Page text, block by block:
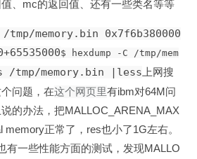
、 mc的返回值、还有一些类名等等
/tmp/memory.bin 0x7f6b380000
$ hexdump -C /tmp/mem
/tmp/memory.bin |less 上网搜
问题，在这个网页里有ibm对64M问
的办法，把MALLOC_ARENA_MAX
memory正常了， res也小了1G左右。
有一些性能方面的测试，发现MALLO